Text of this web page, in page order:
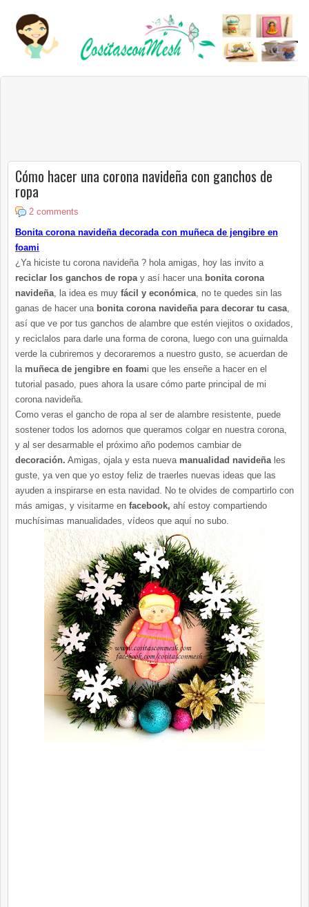
Cómo hacer una corona navideña con ganchos de
ropa
2 comments
Bonita corona navideña decorada con muñeca de jengibre en
foami
¿Ya hiciste tu corona navideña ? hola amigas, hoy las invito a
reciclar los ganchos de ropa y así hacer una bonita corona
navideña , la idea es muy fácil y económica , no te quedes sin las
ganas de hacer una bonita corona navideña para decorar tu casa
así que ve por tus ganchos de alambre que estén viejitos o oxidados,
y reciclalos para darle una forma de corona, luego con una guirnalda
verde la cubriremos y decoraremos a nuestro gusto, se acuerdan de
la muñeca de jengibre en foami que les enseñe a hacer en el
tutorial pasado, pues ahora la usare cómo parte principal de mi
corona navideña.
Como veras el gancho de ropa al ser de alambre resistente, puede
sostener todos los adornos que queramos colgar en nuestra corona,
y al ser desarmable el próximo año podemos cambiar de
decoración. Amigas, ojala y esta nueva manualidad navideña les
guste, ya ven que yo estoy feliz de traerles nuevas ideas que las
ayuden a inspirarse en esta navidad. No te olvides de compartirlo con
más amigas, y visitarme en facebook, ahí estoy compartiendo
muchísimas manualidades, vídeos que aquí no subo.